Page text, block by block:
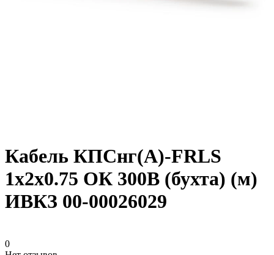
Кабель КПСнг(А)-FRLS
1х2х0.75 ОК 300В (бухта) (м)
ИВКЗ 00-00026029
0